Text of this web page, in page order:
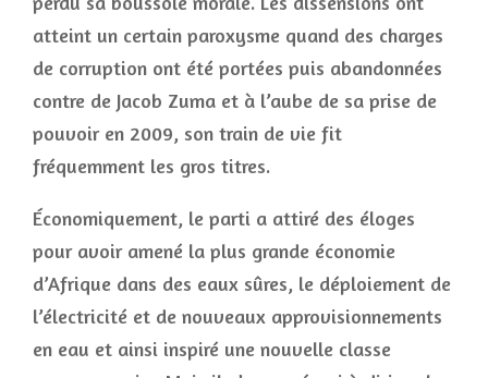
atteint un certain paroxysme quand des charges
de corruption ont été portées puis abandonnées
contre de Jacob Zuma et à l’aube de sa prise de
pouvoir en 2009, son train de vie fit
fréquemment les gros titres.
Économiquement, le parti a attiré des éloges
pour avoir amené la plus grande économie
d’Afrique dans des eaux sûres, le déploiement de
l’électricité et de nouveaux approvisionnements
en eau et ainsi inspiré une nouvelle classe